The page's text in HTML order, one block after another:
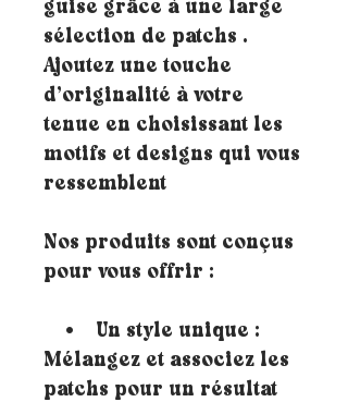
guise grâce à une large
sélection de patchs .
Ajoutez une touche
d’originalité à votre
tenue en choisissant les
motifs et designs qui vous
ressemblent
Nos produits sont conçus
pour vous offrir :
• Un style unique :
Mélangez et associez les
patchs pour un résultat